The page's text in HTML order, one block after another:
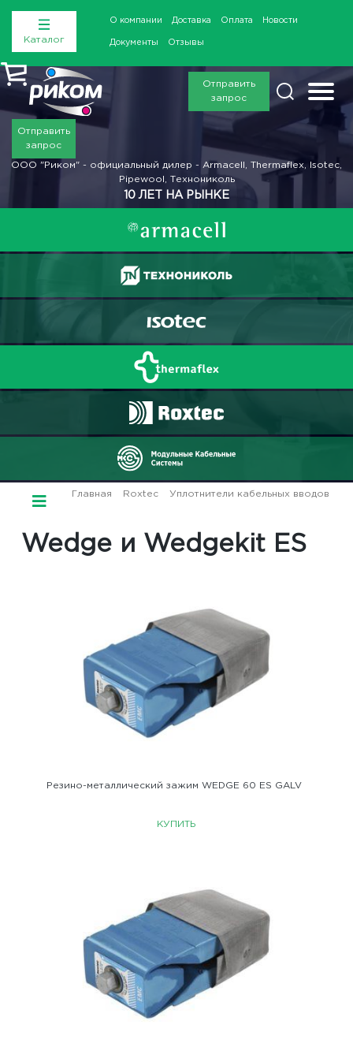
Каталог
О компании Доставка Оплата Новости
Документы Отзывы
Отправить
запрос
Отправить
запрос
ООО "Риком" - официальный дилер - Armacell, Thermaflex, Isotec,
Pipewool, Технониколь
10 ЛЕТ НА РЫНКЕ
Главная Roxtec/ Уплотнители кабельных вводов
Wedge и Wedgekit ES
Резино-металличеcкий зажим WEDGE 60 ES GALV
КУПИТЬ